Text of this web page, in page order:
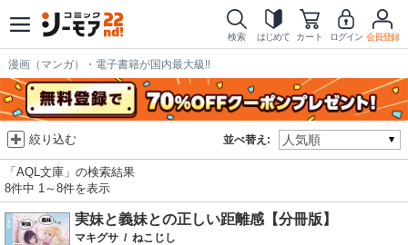
検索 はじめて カート ログイン 会員登録
漫画（マンガ）・電子書籍が国内最大級!!
並べ替え:
絞り込む
「AQL文庫」の検索結果
8件中 1～8件を表示
実妹と義妹との正しい距離感【分冊版】
マキグサ / ねこじし